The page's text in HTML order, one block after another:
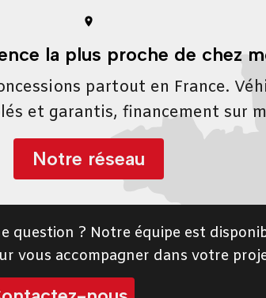
la plus proche de chez
partout en France.
et garantis, financement sur
Notre réseau
question ? Notre équipe est
vous accompagner dans votre